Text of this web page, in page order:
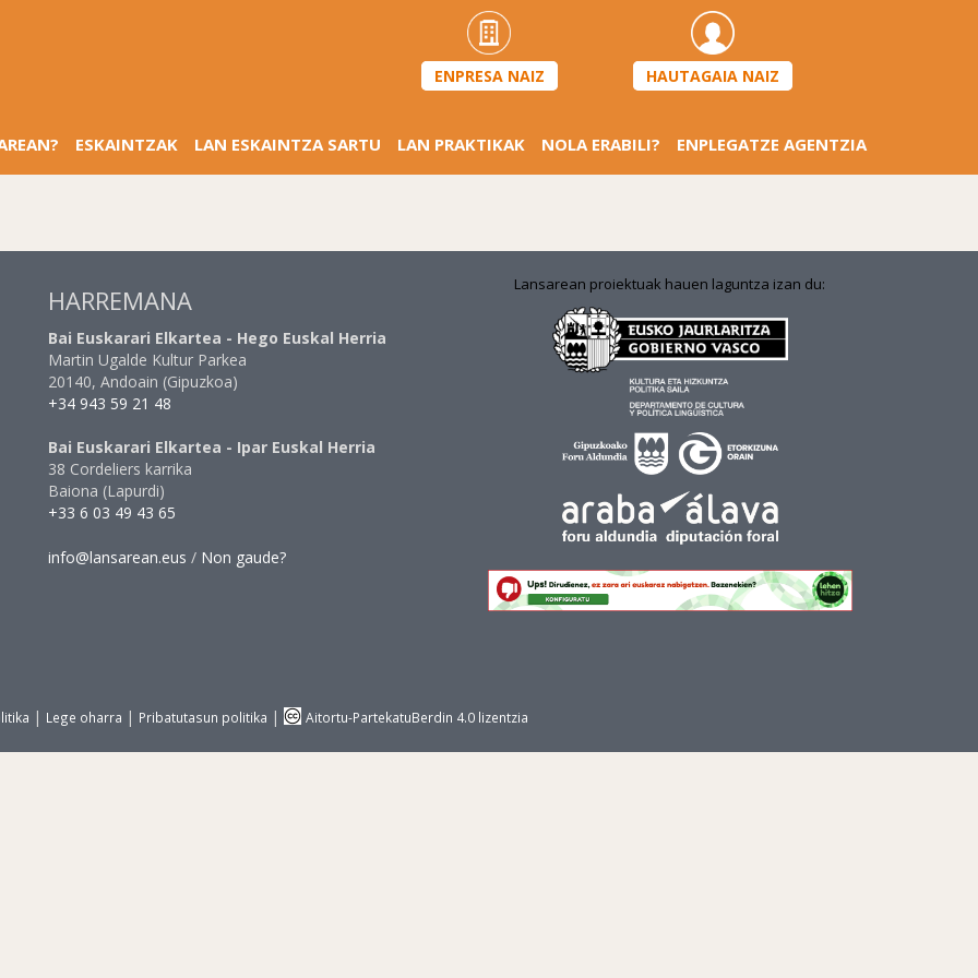
ENPRESA NAIZ HAUTAGAIA NAIZ
ESKAINTZAK LAN ESKAINTZA SARTU LAN PRAKTIKAK NOLA ERABILI? ENPLEGATZE AGENTZIA
HARREMANA
Bai Euskarari Elkartea - Hego Euskal Herria
Martin Ugalde Kultur Parkea
20140, Andoain (Gipuzkoa)
+34 943 59 21 48
Bai Euskarari Elkartea - Ipar Euskal Herria
38 Cordeliers karrika
Baiona (Lapurdi)
+33 6 03 49 43 65
info@lansarean.eus / Non gaude?
Lansarean proiektuak hauen laguntza izan du:
| Lege oharra | Pribatutasun politika | Aitortu-PartekatuBerdin 4.0 lizentzia